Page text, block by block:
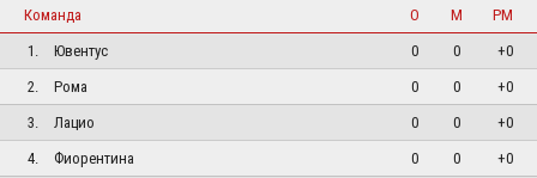
Команда О М
РМ
1.
Ювентус 0 0
+0
2.
Рома 0 0
+0
3.
Лацио 0 0
+0
4.
Фиорентина 0 0
+0